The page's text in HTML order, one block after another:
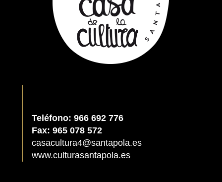
Teléfono: 966 692 776
Fax: 965 078 572
casacultura4@santapola.es
www.culturasantapola.es